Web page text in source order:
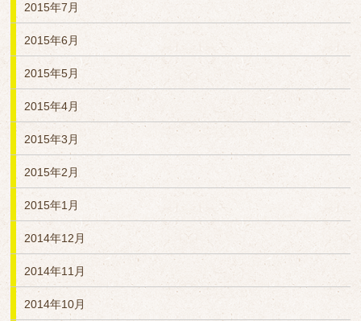
2015年7月
2015年6月
2015年5月
2015年4月
2015年3月
2015年2月
2015年1月
2014年12月
2014年11月
2014年10月